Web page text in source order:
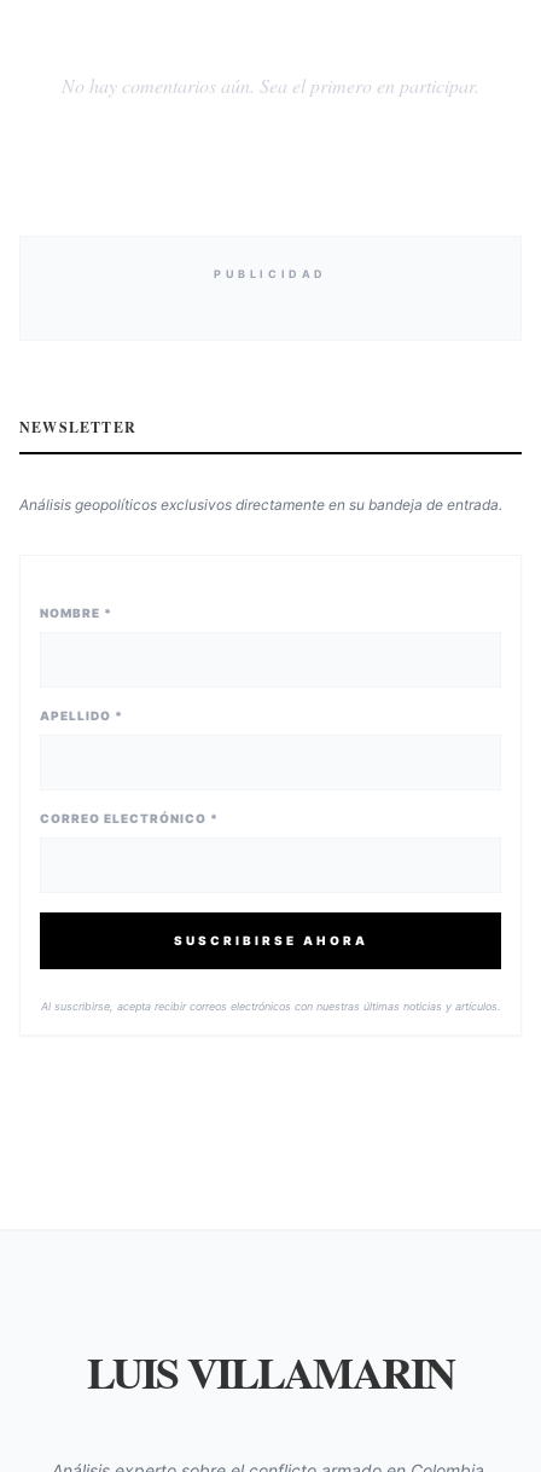
No hay comentarios aún. Sea el primero en participar.
PUBLICIDAD
NEWSLETTER
Análisis geopolíticos exclusivos directamente en su bandeja de entrada.
NOMBRE *
APELLIDO *
CORREO ELECTRÓNICO *
SUSCRIBIRSE AHORA
Al suscribirse, acepta recibir correos electrónicos con nuestras últimas noticias y artículos.
LUIS VILLAMARIN